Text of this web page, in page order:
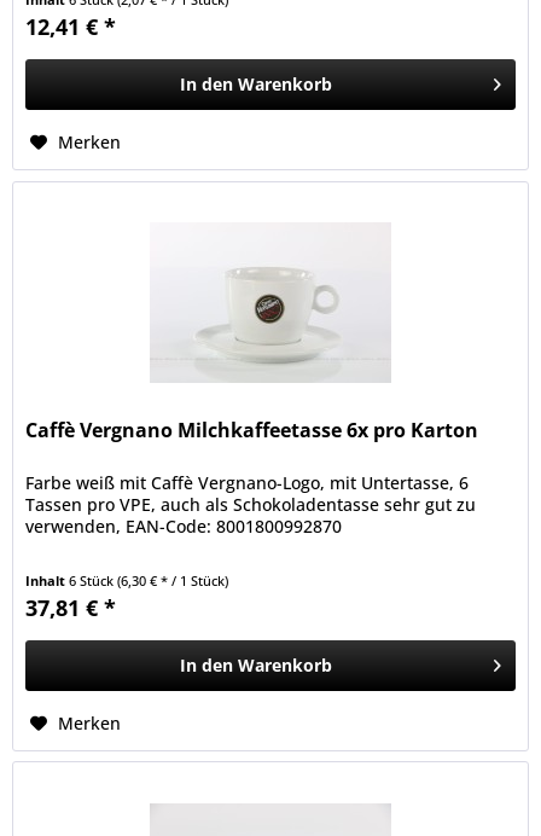
12,41 € *
In den Warenkorb
Merken
Caffè Vergnano Milchkaffeetasse 6x pro Karton
Farbe weiß mit Caffè Vergnano-Logo, mit Untertasse, 6
Tassen pro VPE, auch als Schokoladentasse sehr gut zu
verwenden, EAN-Code: 8001800992870
Inhalt6 Stück(6,30 € * / 1 Stück)
37,81 € *
In den Warenkorb
Merken